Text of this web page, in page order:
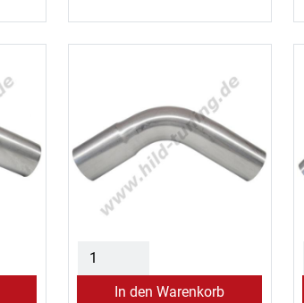
In den Warenkorb